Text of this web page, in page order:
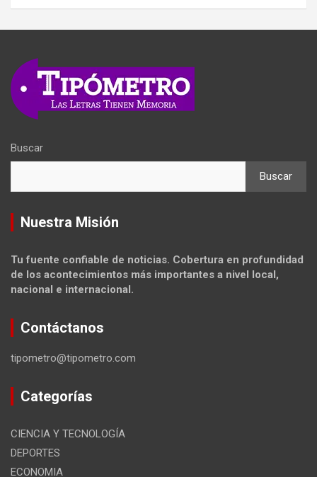
Buscar
Buscar
Nuestra Misión
Tu fuente confiable de noticias. Cobertura en profundidad
de los acontecimientos más importantes a nivel local,
nacional e internacional.
Contáctanos
tipometro@tipometro.com
Categorías
CIENCIA Y TECNOLOGÍA
DEPORTES
ECONOMIA